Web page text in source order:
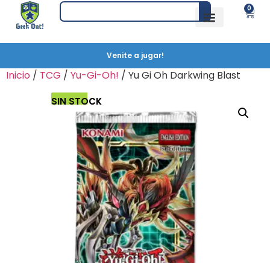
0
Venite a jugar!
Inicio / TCG / Yu-Gi-Oh! / Yu Gi Oh Darkwing Blast
SIN STOCK